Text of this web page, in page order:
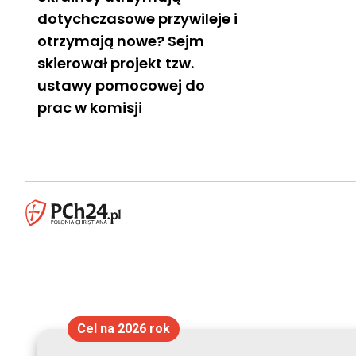
dotychczasowe przywileje i
otrzymają nowe? Sejm
skierował projekt tzw.
ustawy pomocowej do
prac w komisji
Cel na 2026 rok